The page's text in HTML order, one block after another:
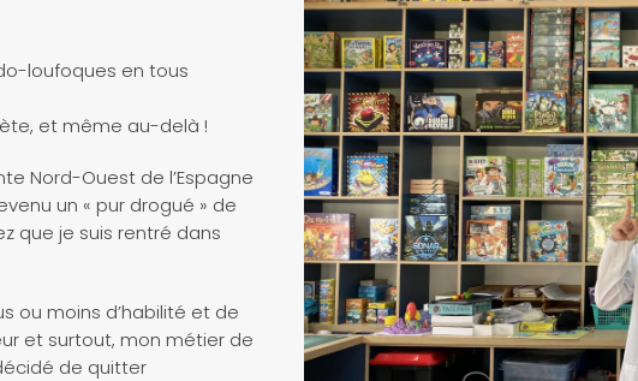
loufoques en tous
et même au-delà !
Nord-Ouest de l’Espagne
un « pur drogué » de
que je suis rentré dans
ou moins d’habilité et de
et surtout, mon métier de
de quitter